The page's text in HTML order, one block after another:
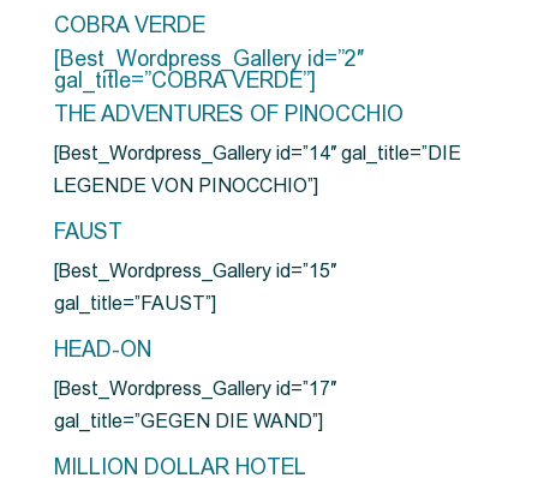
COBRA VERDE
[Best_Wordpress_Gallery id=”2″
gal_title=”COBRA VERDE”]
THE ADVENTURES OF PINOCCHIO
[Best_Wordpress_Gallery id=”14″ gal_title=”DIE
LEGENDE VON PINOCCHIO”]
FAUST
[Best_Wordpress_Gallery id=”15″
gal_title=”FAUST”]
HEAD-ON
[Best_Wordpress_Gallery id=”17″
gal_title=”GEGEN DIE WAND”]
MILLION DOLLAR HOTEL